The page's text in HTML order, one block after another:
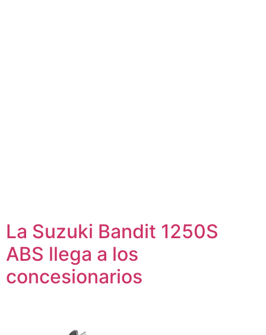
La Suzuki Bandit 1250S
ABS llega a los
concesionarios